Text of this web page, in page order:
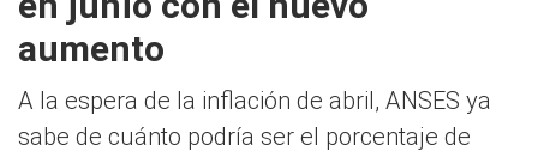
aumento
A la espera de la inflación de abril, ANSES ya
sabe de cuánto podría ser el porcentaje de